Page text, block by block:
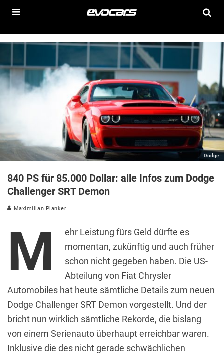
Dodge
840 PS für 85.000 Dollar: alle Infos zum Dodge
Challenger SRT Demon
Maximilian Planker
M
ehr Leistung fürs Geld dürfte es
momentan, zukünftig und auch früher
schon nicht gegeben haben. Die US-
Abteilung von Fiat Chrysler
Automobiles hat heute sämtliche Details zum neuen
Dodge Challenger SRT Demon vorgestellt. Und der
bricht nun wirklich sämtliche Rekorde, die bislang
von einem Serienauto überhaupt erreichbar waren.
Inklusive die des nicht gerade schwächlichen